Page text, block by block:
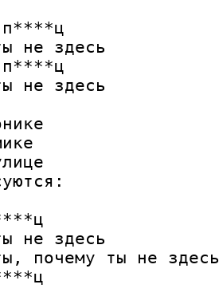
п****ц
не здесь
п****ц
не здесь
не здесь
почему ты не здесь